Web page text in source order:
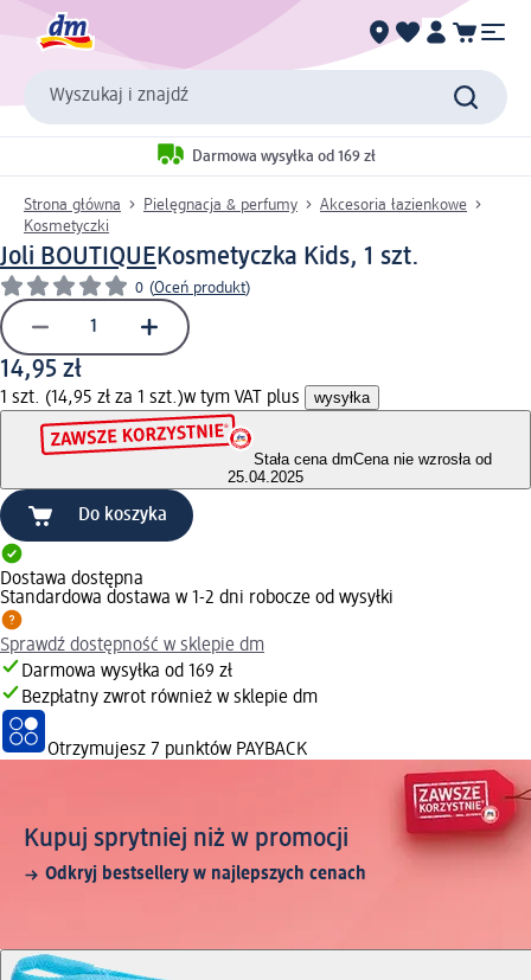
Wyszukaj i znajdź
Darmowa wysyłka od 169 zł
Strona główna Pielęgnacja & perfumy
Akcesoria łazienkowe
Kosmetyczki
Joli BOUTIQUE Kosmetyczka Kids, 1 szt.
0 (Oceń produkt)
14,95 zł
1 szt. (14,95 zł za 1 szt.)w tym VAT plus wysyłka
Stała cena dmCena nie wzrosła od
25.04.2025
Do koszyka
Dostawa dostępna
Standardowa dostawa w 1-2 dni robocze od wysyłki
Sprawdź dostępność w sklepie dm
Darmowa wysyłka od 169 zł
Bezpłatny zwrot również w sklepie dm
Otrzymujesz 7 punktów PAYBACK
Kupuj sprytniej niż w promocji
Odkryj bestsellery w najlepszych cenach